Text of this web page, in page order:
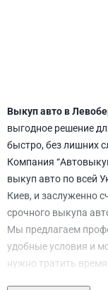
Выкуп авто в
выгодное решение
быстро, без лишних
Компания
выкуп авто по всей
Киев, и заслуженно
срочного выкупа
Мы предлагаем
удобные условия и
нужно тратить